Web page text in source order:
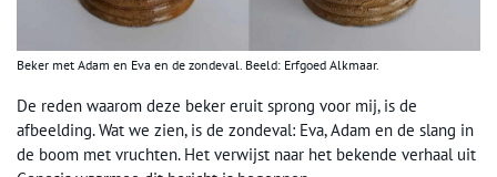
Beker met Adam en Eva en de zondeval. Beeld: Erfgoed Alkmaar.
De reden waarom deze beker eruit sprong voor mij, is de
afbeelding. Wat we zien, is de zondeval: Eva, Adam en de slang in
de boom met vruchten. Het verwijst naar het bekende verhaal uit